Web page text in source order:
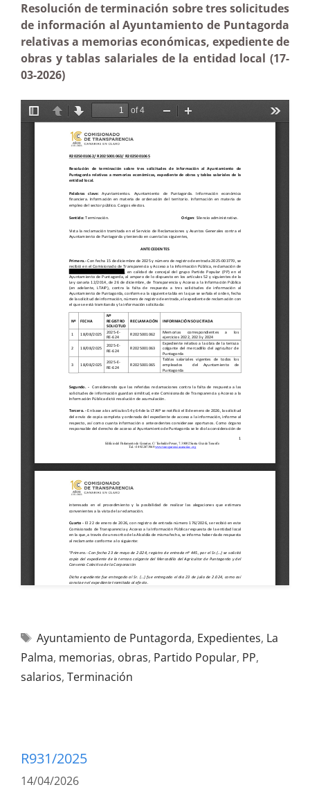
Resolución de terminación sobre tres solicitudes
de información al Ayuntamiento de Puntagorda
relativas a memorias económicas, expediente de
obras y tablas salariales de la entidad local (17-
03-2026)
Ayuntamiento de Puntagorda, Expedientes, La
Palma, memorias, obras, Partido Popular, PP,
salarios, Terminación
R931/2025
14/04/2026